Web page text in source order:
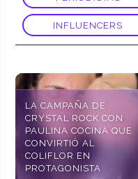
INFLUENCERS
LA CAMPAÑA DE
CRYSTAL ROCK CON
PAULINA COCINA QUE
CONVIRTIÓ AL
COLIFLOR EN
PROTAGONISTA